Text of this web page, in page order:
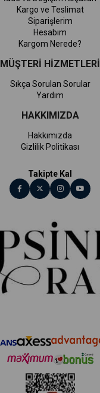
Kargo ve Teslimat
Siparişlerim
Hesabım
Kargom Nerede?
MÜŞTERİ HİZMETLERİ
Sıkça Sorulan Sorular
Yardım
HAKKIMIZDA
Hakkımızda
Gizlilik Politikası
Takipte Kal